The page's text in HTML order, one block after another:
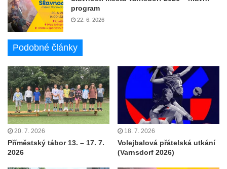
program
22. 6. 2026
Podobné články
20. 7. 2026
Příměstský tábor 13. – 17. 7.
2026
18. 7. 2026
Volejbalová přátelská utkání
(Varnsdorf 2026)